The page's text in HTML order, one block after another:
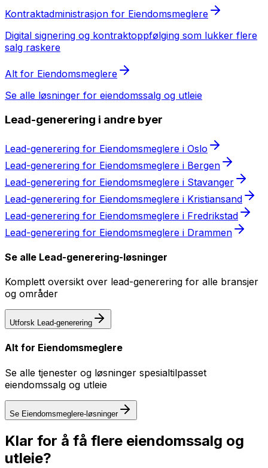
Kontraktadministrasjon for Eiendomsmeglere
Digital signering og kontraktoppfølging som lukker flere
salg raskere
Alt for Eiendomsmeglere
Se alle løsninger for eiendomssalg og utleie
Lead-generering i andre byer
Lead-generering for Eiendomsmeglere i Oslo
Lead-generering for Eiendomsmeglere i Bergen
Lead-generering for Eiendomsmeglere i Stavanger
Lead-generering for Eiendomsmeglere i Kristiansand
Lead-generering for Eiendomsmeglere i Fredrikstad
Lead-generering for Eiendomsmeglere i Drammen
Se alle Lead-generering-løsninger
Komplett oversikt over lead-generering for alle bransjer
og områder
Utforsk Lead-generering
Alt for Eiendomsmeglere
Se alle tjenester og løsninger spesialtilpasset
eiendomssalg og utleie
Se Eiendomsmeglere-løsninger
Klar for å få flere eiendomssalg og
utleie?